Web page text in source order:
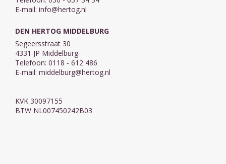
E-mail: info@hertog.nl
DEN HERTOG MIDDELBURG
Segeersstraat 30
4331 JP Middelburg
Telefoon: 0118 - 612 486
E-mail: middelburg@hertog.nl
KVK 30097155
BTW NL007450242B03